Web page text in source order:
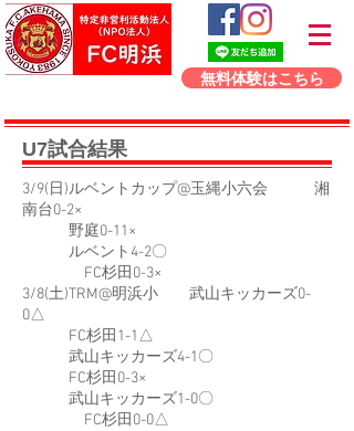
無料体験はこちら
U7試合結果
3/9(日)ルベントカップ@玉縄小六会 湘
南台0-2×
野庭0-11×
ルベント4-2〇
FC杉田0-3×
3/8(土)TRM@明浜小 武山キッカーズ0-
0△
FC杉田1-1△
武山キッカーズ4-1〇
FC杉田0-3×
武山キッカーズ1-0〇
FC杉田0-0△